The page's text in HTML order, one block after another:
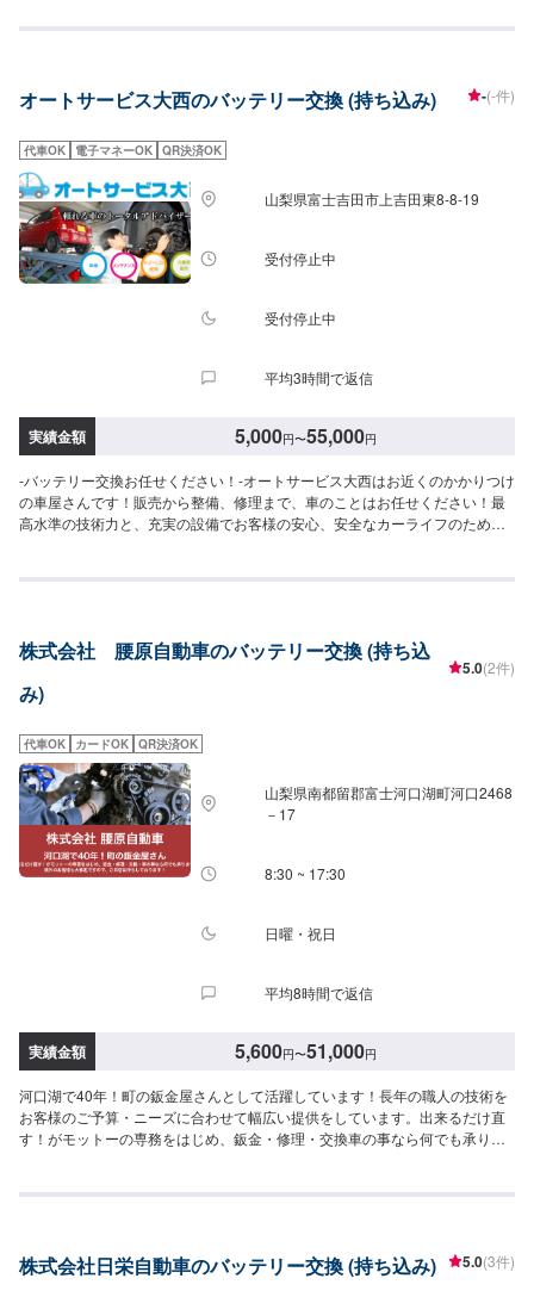
開始【4】仕上がり次第納車-----納期について-----納期は通常即日で納車とな
い致します。-----代車について-----無料の代車をご用意しています。お車の作
ります。-----ご来店時の注意、受付方法-----県道3号線、流通センター北の信
号を釜無川方面に曲がり、600ｍほど進んだ左手にあります。入庫の際はお
気をつけてお越しください。駐車スペースは事務所前の空いているスペース
に駐車してください。受付はスタッフへ「メンテモで予約しました」とお伝
えください。ご案内いたします。【定休日・営業時間】定休日：水曜日営業
時間：8:30~18:30
オートサービス大西のバッテリー交換 (持ち込み) -(-件)
代車OK 電子マネーOK QR決済OK
山梨県富士吉田市上吉田東8-8-19
受付停止中
受付停止中
平均3時間で返信
実績金額 5,000円〜55,000円
-バッテリー交換お任せください！-オートサービス大西はお近くのかかりつけ
の車屋さんです！販売から整備、修理まで、車のことはお任せください！最
高水準の技術力と、充実の設備でお客様の安心、安全なカーライフのために
ば作業開始【4】仕上がり次第納車-パーツ持ち込みについて-パーツの持ち込
【定休日・営業時間】定休日：日曜日、祝日営業時間：8:30~18:30
株式会社 腰原自動車のバッテリー交換 (持ち込
み)
5.0(2件)
代車OK カードOK QR決済OK
山梨県南都留郡富士河口湖町河口2468
－17
8:30 ~ 17:30
日曜・祝日
平均8時間で返信
実績金額 5,600円〜51,000円
河口湖で40年！町の鈑金屋さんとして活躍しています！長年の職人の技術を
お客様のご予算・ニーズに合わせて幅広い提供をしています。出来るだけ直
す！がモットーの専務をはじめ、鈑金・修理・交換車の事なら何でも承りま
【3】お見積りにご納得いただければ作業開始【4】仕上がり次第納車-----納
ち込み可能です。オファーにて詳細をお願い致します。-----代車について-----
株式会社日栄自動車のバッテリー交換 (持ち込み) 5.0(3件)